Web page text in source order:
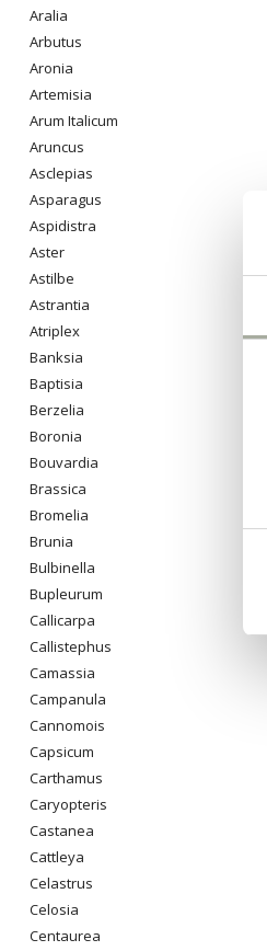
Aralia
Arbutus
Aronia
Artemisia
Arum Italicum
Aruncus
Asclepias
Asparagus
Aspidistra
Aster
Astilbe
Astrantia
Atriplex
Banksia
Baptisia
Berzelia
Boronia
Bouvardia
Brassica
Bromelia
Brunia
Bulbinella
Bupleurum
Callicarpa
Callistephus
Camassia
Campanula
Cannomois
Capsicum
Carthamus
Caryopteris
Castanea
Cattleya
Celastrus
Celosia
Centaurea